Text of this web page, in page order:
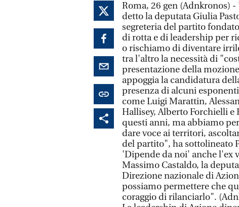
Roma, 26 gen (Adnkronos)
detto la deputata Giulia
segreteria del partito
di rotta e di leadership per
o rischiamo di diventare
tra l'altro la necessità di
presentazione della
appoggia la candidatura
presenza di alcuni
come Luigi Marattin,
Hallisey, Alberto Forchielli
questi anni, ma abbiamo
dare voce ai territori,
del partito", ha sottolineato
'Dipende da noi' anche l'ex
Massimo Castaldo, la
Direzione nazionale di
possiamo permettere che
coraggio di rilanciarlo".